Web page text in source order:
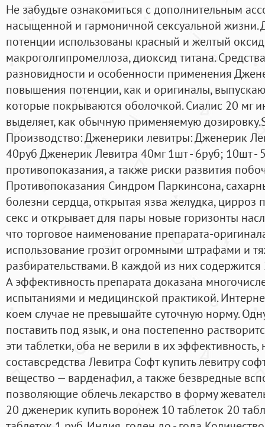
Не забудьте ознакомиться с дополнительным
насыщенной и гармоничной сексуальной жизни.
потенции использованы красный и желтый
макроголгипромеллоза, диоксид титана.
разновидности и особенности применения
повышения потенции, как и оригиналы,
которые покрываются оболочкой. Сиалис 20 мг
выделяет, как обычную применяемую
Производство: Дженерики левитры: Дженерик
40руб Дженерик Левитра 40мг 1шт - 6руб; 10шт -
противопоказания, а также риски развития
Противопоказания Синдром Паркинсона,
болезни сердца, открытая язва желудка, цирроз
секс и открывает для пары новые горизонты
что торговое наименование препарата-
использование грозит огромными штрафами и
разбирательствами. В каждой из них
А эффективность препарата доказана
испытаниями и медицинской практикой.
коем случае не превышайте суточную норму.
поставить под язык, и она постепенно
эти таблетки, оба не верили в их эффективность,
составсредства Левитра Софт купить левитру
вещество — варденафил, а также безвредные
позволяющие облечь лекарство в форму
20 дженерик купить воронеж 10 таблеток 20